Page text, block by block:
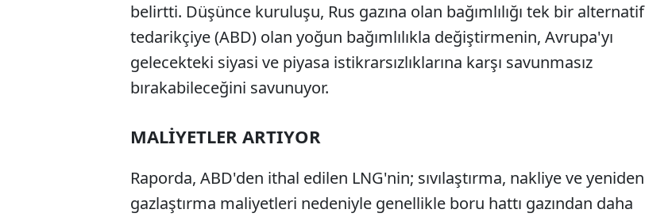
belirtti. Düşünce kuruluşu, Rus gazına olan bağımlılığı tek bir alternatif
tedarikçiye (ABD) olan yoğun bağımlılıkla değiştirmenin, Avrupa'yı
gelecekteki siyasi ve piyasa istikrarsızlıklarına karşı savunmasız
bırakabileceğini savunuyor.
MALİYETLER ARTIYOR
Raporda, ABD'den ithal edilen LNG'nin; sıvılaştırma, nakliye ve yeniden
gazlaştırma maliyetleri nedeniyle genellikle boru hattı gazından daha